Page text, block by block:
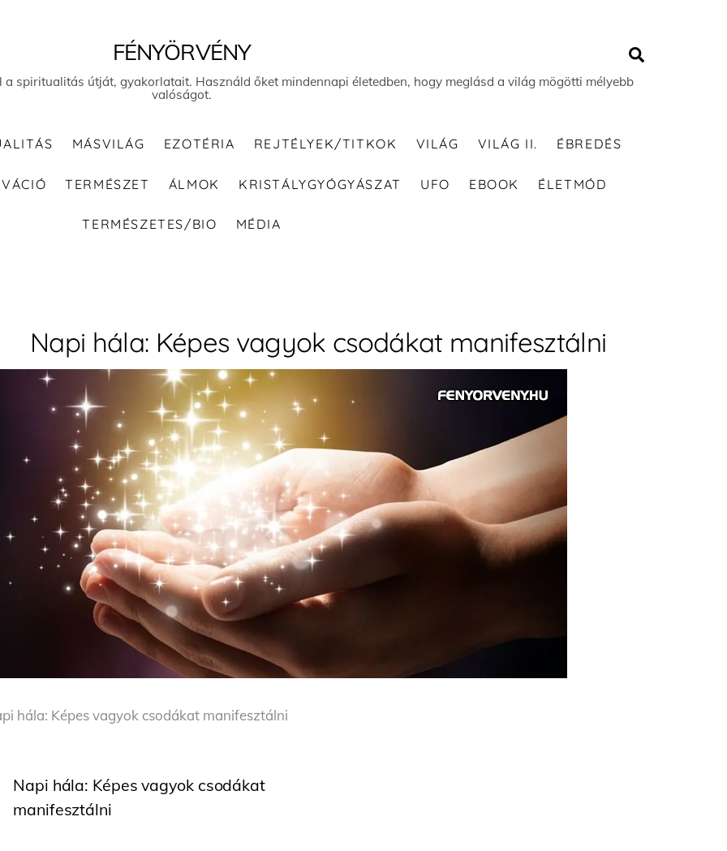
FÉNYÖRVÉNY
a spiritualitás útját, gyakorlatait. Használd őket mindennapi életedben, hogy meglásd a világ mögötti mélyebb
valóságot.
MÁSVILÁG EZOTÉRIA REJTÉLYEK/TITKOK VILÁG VILÁG II. ÉBREDÉS
TERMÉSZET ÁLMOK KRISTÁLYGYÓGYÁSZAT UFO EBOOK ÉLETMÓD
TERMÉSZETES/BIO MÉDIA
Napi hála: Képes vagyok csodákat manifesztálni
hála: Képes vagyok csodákat manifesztálni
Napi hála: Képes vagyok csodákat
manifesztálni